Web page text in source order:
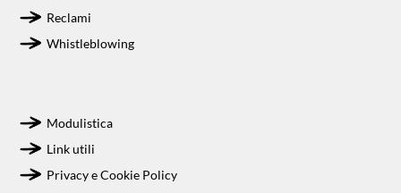
Reclami
Whistleblowing
Modulistica
Link utili
Privacy e Cookie Policy